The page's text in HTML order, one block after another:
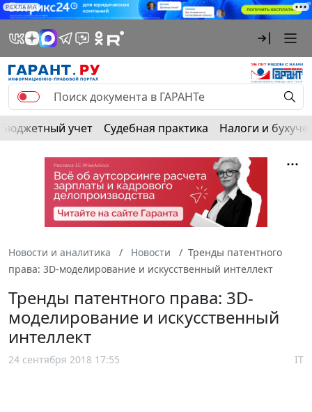
РЕКЛАМА
Бюджетный учет Судебная практика Налоги и
Новости и аналитика Новости
Тренды патентного
права: 3D-моделирование и искусственный интеллект
Тренды патентного права: 3D-
моделирование и искусственный
интеллект
24 сентября 2018 17:55 IT